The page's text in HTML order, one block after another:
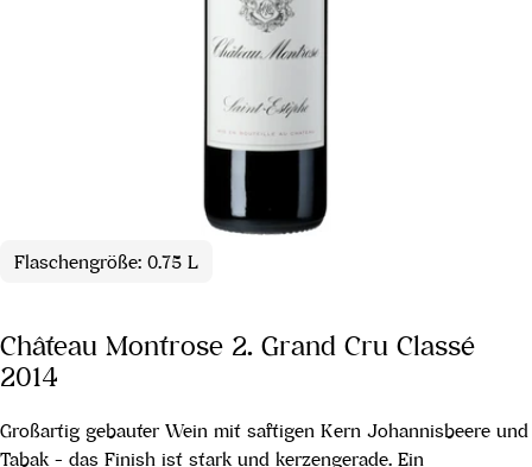
Flaschengröße: 0.75 L
Château Montrose 2. Grand Cru Classé
2014
Großartig gebauter Wein mit saftigen Kern Johannisbeere und
Tabak - das Finish ist stark und kerzengerade. Ein